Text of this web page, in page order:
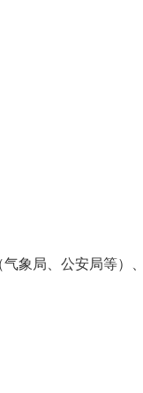
象局、公安局等）